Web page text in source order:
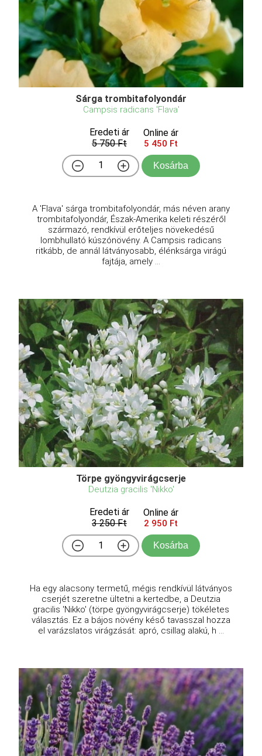
Sárga trombitafolyondár
Campsis radicans 'Flava'
Eredeti ár
5 750 Ft
Online ár
5 450 Ft
Kosárba
A 'Flava' sárga trombitafolyondár, más néven arany
trombitafolyondár, Észak-Amerika keleti részéről
származó, rendkívül erőteljes növekedésű
lombhullató kúszónövény. A Campsis radicans
ritkább, de annál látványosabb, élénksárga virágú
fajtája, amely ...
Törpe gyöngyvirágcserje
Deutzia gracilis 'Nikko'
Eredeti ár
3 250 Ft
Online ár
2 950 Ft
Kosárba
Ha egy alacsony termetű, mégis rendkívül látványos
cserjét szeretne ültetni a kertedbe, a Deutzia
gracilis 'Nikko' (törpe gyöngyvirágcserje) tökéletes
választás. Ez a bájos növény késő tavasszal hozza
el varázslatos virágzását: apró, csillag alakú, h ...